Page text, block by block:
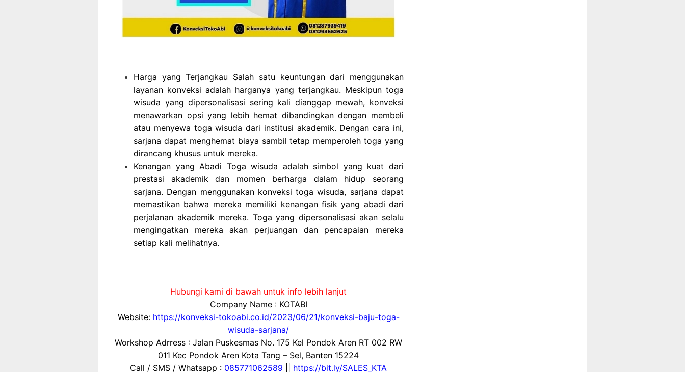
Harga yang Terjangkau Salah satu keuntungan dari menggunakan
layanan konveksi adalah harganya yang terjangkau. Meskipun toga
wisuda yang dipersonalisasi sering kali dianggap mewah, konveksi
menawarkan opsi yang lebih hemat dibandingkan dengan membeli
atau menyewa toga wisuda dari institusi akademik. Dengan cara ini,
sarjana dapat menghemat biaya sambil tetap memperoleh toga yang
dirancang khusus untuk mereka.
Kenangan yang Abadi Toga wisuda adalah simbol yang kuat dari
prestasi akademik dan momen berharga dalam hidup seorang
sarjana. Dengan menggunakan konveksi toga wisuda, sarjana dapat
memastikan bahwa mereka memiliki kenangan fisik yang abadi dari
perjalanan akademik mereka. Toga yang dipersonalisasi akan selalu
mengingatkan mereka akan perjuangan dan pencapaian mereka
setiap kali melihatnya.
Hubungi kami di bawah untuk info lebih lanjut
Company Name : KOTABI
Website: https://konveksi-tokoabi.co.id/2023/06/21/konveksi-baju-toga-
wisuda-sarjana/
Workshop Adrress : Jalan Puskesmas No. 175 Kel Pondok Aren RT 002 RW
011 Kec Pondok Aren Kota Tang – Sel, Banten 15224
Call / SMS / Whatsapp : 085771062589 https://bit.ly/SALES_KTA